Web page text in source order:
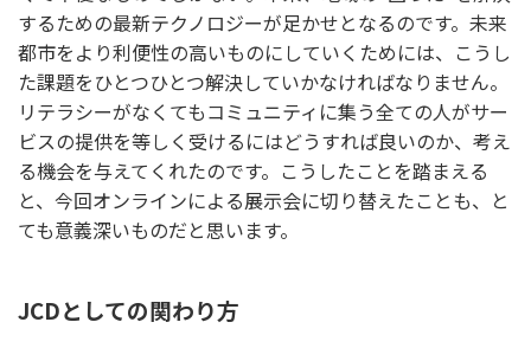
するための最新テクノロジーが足かせとなるのです。未来
都市をより利便性の高いものにしていくためには、こうし
た課題をひとつひとつ解決していかなければなりません。
リテラシーがなくてもコミュニティに集う全ての人がサー
ビスの提供を等しく受けるにはどうすれば良いのか、考え
る機会を与えてくれたのです。こうしたことを踏まえる
と、今回オンラインによる展示会に切り替えたことも、と
ても意義深いものだと思います。
JCDとしての関わり方